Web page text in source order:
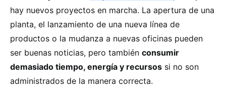
hay nuevos proyectos en marcha. La apertura de una
planta, el lanzamiento de una nueva línea de
productos o la mudanza a nuevas oficinas pueden
ser buenas noticias, pero también consumir
demasiado tiempo, energía y recursos si no son
administrados de la manera correcta.